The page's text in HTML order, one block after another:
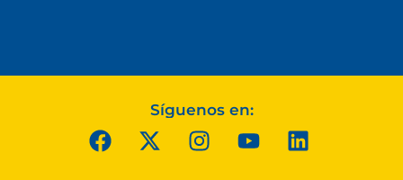
Síguenos en: